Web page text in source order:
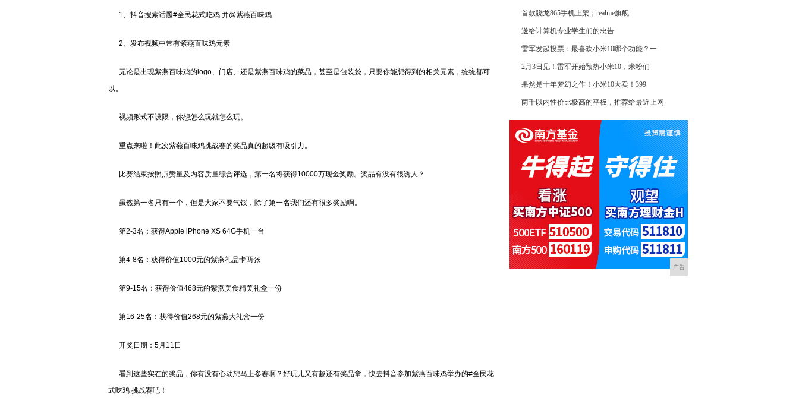
1、抖音搜索话题#全民花式吃鸡 并@紫燕百味鸡
2、发布视频中带有紫燕百味鸡元素
无论是出现紫燕百味鸡的logo、门店、还是紫燕百味鸡的菜品，甚至是包装袋，只要你能想得到的相关元素，统统都可
以。
视频形式不设限，你想怎么玩就怎么玩。
重点来啦！此次紫燕百味鸡挑战赛的奖品真的超级有吸引力。
比赛结束按照点赞量及内容质量综合评选，第一名将获得10000万现金奖励。奖品有没有很诱人？
虽然第一名只有一个，但是大家不要气馁，除了第一名我们还有很多奖励啊。
第2-3名：获得Apple iPhone XS 64G手机一台
第4-8名：获得价值1000元的紫燕礼品卡两张
第9-15名：获得价值468元的紫燕美食精美礼盒一份
第16-25名：获得价值268元的紫燕大礼盒一份
开奖日期：5月11日
看到这些实在的奖品，你有没有心动想马上参赛啊？好玩儿又有趣还有奖品拿，快去抖音参加紫燕百味鸡举办的#全民花
式吃鸡 挑战赛吧！
首款骁龙865手机上架；realme旗舰
送给计算机专业学生们的忠告
雷军发起投票：最喜欢小米10哪个功能？一
2月3日见！雷军开始预热小米10，米粉们
果然是十年梦幻之作！小米10大卖！399
两千以内性价比极高的平板，推荐给最近上网
广告